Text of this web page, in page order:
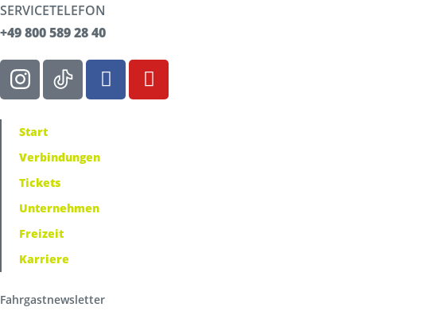
SERVICETELEFON
+49 800 589 28 40
Start
Verbindungen
Tickets
Unternehmen
Freizeit
Karriere
Fahrgastnewsletter